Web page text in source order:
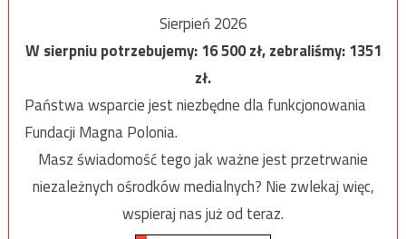
Sierpień 2026
W sierpniu potrzebujemy:16 500zł, zebraliśmy:1351
zł.
Państwa wsparcie jest niezbędne dla funkcjonowania
Fundacji Magna Polonia.
Masz świadomość tego jak ważne jest przetrwanie
niezależnych ośrodków medialnych? Nie zwlekaj więc,
wspieraj nas już od teraz.